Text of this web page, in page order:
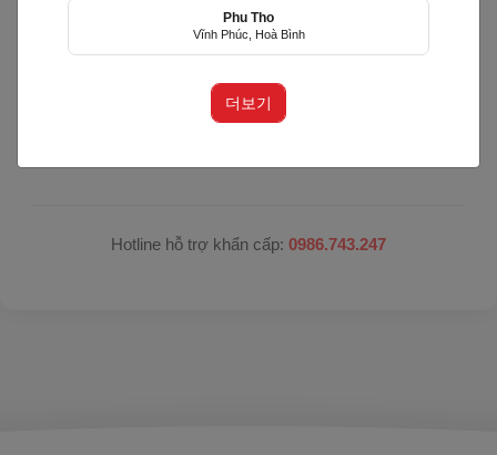
Hệ thống đang nâng cấp bảo trì
trải nghiệm tốt hơn.
Xin vui lòng trở lại sau. Xin lỗi quý khách vì sự bất tiện
Hotline hỗ trợ khẩn cấp: 0986.743.247
Phu Tho
Vĩnh Phúc, Hoà Bình
더보기